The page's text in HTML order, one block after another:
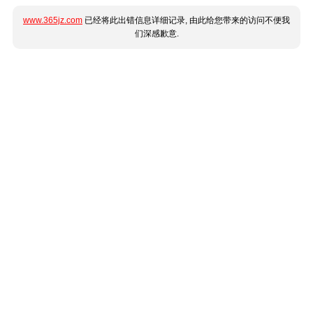
www.365jz.com 已经将此出错信息详细记录, 由此给您带来的访问不便我
们深感歉意.